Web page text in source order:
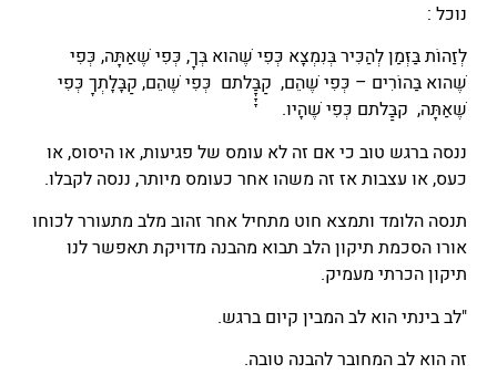
נוכל :
לְזַהוֹת בַּזְּמַן לְהַכִּיר בְּנִמְצָא כְּפִי שֶׁהוּא בְּךָ, כְּפִי שֶׁאַתָּה, כְּפִי
שֶׁהוּא בַּהוֹרִים – כְּפִי שֶׁהֵם, קַבַָָָּלתם כְּפִי שֶׁהֵם, קַבָּלָתְךָ כְּפִי
שֶׁאַתָּה, קבַַּלתם כְּפִי שֶׁהָיוּ.
ננסה ברגש טוב כי אם זה לא עומס של פגיעות, או היסוס, או
כעס, או עצבות אז זה משהו אחר כעומס מיותר, ננסה לקבלו.
תנסה הלומד ותמצא חוט מתחיל אחר זהוב מלב מתעורר לכוחו
אורו הסכמת תיקון הלב תבוא מהבנה מדויקת תאפשר לנו
תיקון הכרתי מעמיק.
"לב בינתי הוא לב המבין קיום ברגש.
זה הוא לב המחובר להבנה טובה.